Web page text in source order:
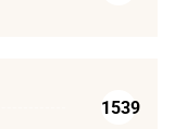
1539